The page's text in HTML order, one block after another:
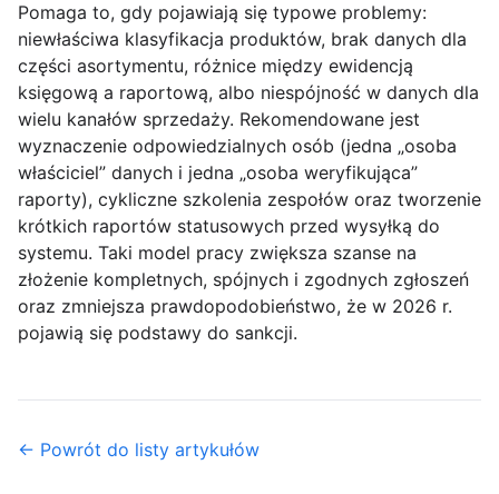
Pomaga to, gdy pojawiają się typowe problemy:
niewłaściwa klasyfikacja produktów, brak danych dla
części asortymentu, różnice między ewidencją
księgową a raportową, albo niespójność w danych dla
wielu kanałów sprzedaży. Rekomendowane jest
wyznaczenie odpowiedzialnych osób (jedna „osoba
właściciel” danych i jedna „osoba weryfikująca”
raporty), cykliczne szkolenia zespołów oraz tworzenie
krótkich raportów statusowych przed wysyłką do
systemu. Taki model pracy zwiększa szanse na
złożenie kompletnych, spójnych i zgodnych zgłoszeń
oraz zmniejsza prawdopodobieństwo, że w 2026 r.
pojawią się podstawy do sankcji.
← Powrót do listy artykułów